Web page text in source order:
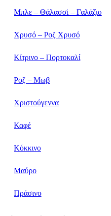
Μπλε – Θάλασσi – Γαλάζιο
Χρυσό – Ροζ Χρυσό
Κίτρινο – Πορτοκαλί
Ροζ – Μωβ
Χριστούγεννα
Καφέ
Κόκκινο
Μαύρο
Πράσινο